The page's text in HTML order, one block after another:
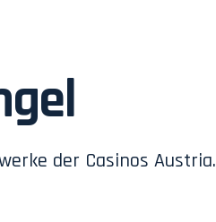
der Casinos Austria.